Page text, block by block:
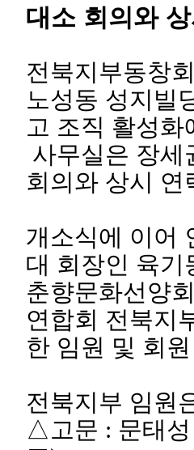
대소 회의와
전북지부동창
노성동 성지빌
고 조직 활성
사무실은 장세
회의와 상시 연
개소식에 이어
대 회장인 육기
춘향문화선양
연합회 전북지
한 임원 및 회
전북지부 임원
△ 고문 : 문태